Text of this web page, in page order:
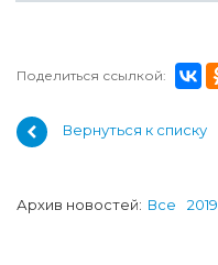
Поделиться ссылкой:
Вернуться к списку
Архив новостей: Все 2019